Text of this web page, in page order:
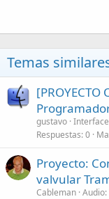
Temas
[PROYECTO
gustavo
Respuestas 0
Proyecto:
valvular
Cableman